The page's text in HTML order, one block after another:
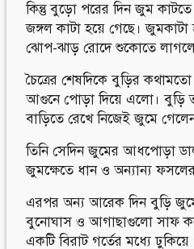
কিন্তু বুড়ো পরের দিন জুম কাটতে
জঙ্গল কাটা হয়ে গেছে।
ঝোপ-ঝাড় রোদে শুকোতে
চৈত্রের শেষদিকে বুড়ির
আগুনে পোড়া দিয়ে এলো। বুড়ি
বাড়িতে রেখে নিজেই জুমে
তিনি সেদিন জুমের আধপোড়া
জুমক্ষেতে ধান ও অন্যান্য
এরপর অন্য আরেক দিন বুড়ি
বুনোঘাস ও আগাছাগুলো সাফ করে
একটি বিরাট গর্তের মধ্যে